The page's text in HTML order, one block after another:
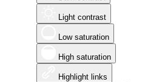
Light contrast
Low saturation
High saturation
Highlight links